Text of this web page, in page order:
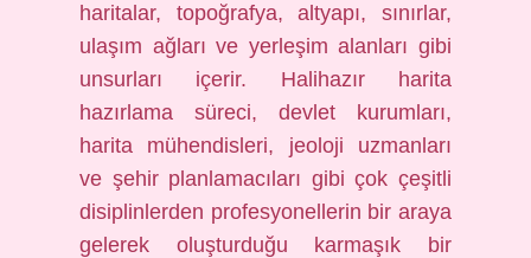
haritalar, topoğrafya, altyapı, sınırlar,
ulaşım ağları ve yerleşim alanları gibi
unsurları içerir. Halihazır harita
hazırlama süreci, devlet kurumları,
harita mühendisleri, jeoloji uzmanları
ve şehir planlamacıları gibi çok çeşitli
disiplinlerden profesyonellerin bir araya
gelerek oluşturduğu karmaşık bir